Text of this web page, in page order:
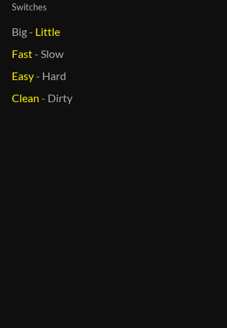
Switches
Big- Little
Fast-Slow
Easy- Hard
Clean - Dirty